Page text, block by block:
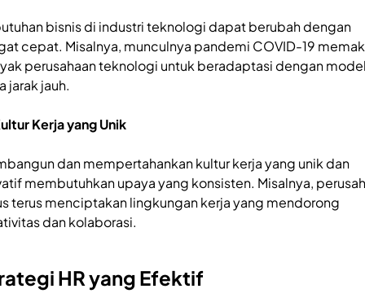
bisnis di industri teknologi dapat berubah dengan
cepat. Misalnya, munculnya pandemi COVID-19
perusahaan teknologi untuk beradaptasi dengan
jarak jauh.
Kerja yang Unik
dan mempertahankan kultur kerja yang unik dan
membutuhkan upaya yang konsisten. Misalnya,
terus menciptakan lingkungan kerja yang mendorong
dan kolaborasi.
HR yang Efektif